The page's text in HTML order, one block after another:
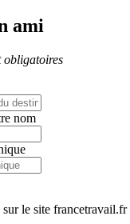
ami
obligatoires
nom
le site francetravail.fr